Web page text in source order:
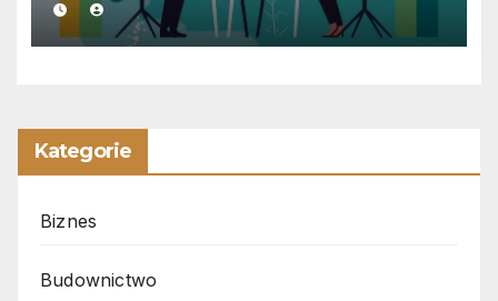
Kategorie
Biznes
Budownictwo